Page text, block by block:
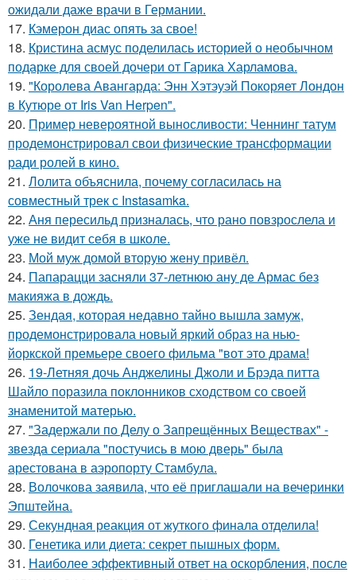
ожидали даже врачи в Германии.
17. Кэмерон диас опять за свое!
18. Кристина асмус поделилась историей о необычном
подарке для своей дочери от Гарика Харламова.
19. "Королева Авангарда: Энн Хэтэуэй Покоряет Лондон
в Кутюре от Iris Van Herpen".
20. Пример невероятной выносливости: Ченнинг татум
продемонстрировал свои физические трансформации
ради ролей в кино.
21. Лолита объяснила, почему согласилась на
совместный трек с Instasamka.
22. Аня пересильд призналась, что рано повзрослела и
уже не видит себя в школе.
23. Мой муж домой вторую жену привёл.
24. Папарацци засняли 37-летнюю ану де Армас без
макияжа в дождь.
25. Зендая, которая недавно тайно вышла замуж,
продемонстрировала новый яркий образ на нью-
йоркской премьере своего фильма "вот это драма!
26. 19-Летняя дочь Анджелины Джоли и Брэда питта
Шайло поразила поклонников сходством со своей
знаменитой матерью.
27. "Задержали по Делу о Запрещённых Веществах" -
звезда сериала "постучись в мою дверь" была
арестована в аэропорту Стамбула.
28. Волочкова заявила, что её приглашали на вечеринки
Эпштейна.
29. Секундная реакция от жуткого финала отделила!
30. Генетика или диета: секрет пышных форм.
31. Наиболее эффективный ответ на оскорбления, после